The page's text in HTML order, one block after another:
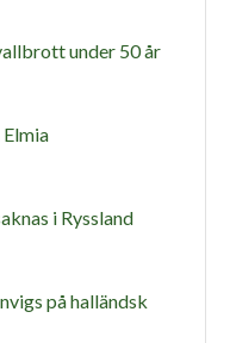
under 50 år
i Ryssland
på halländsk